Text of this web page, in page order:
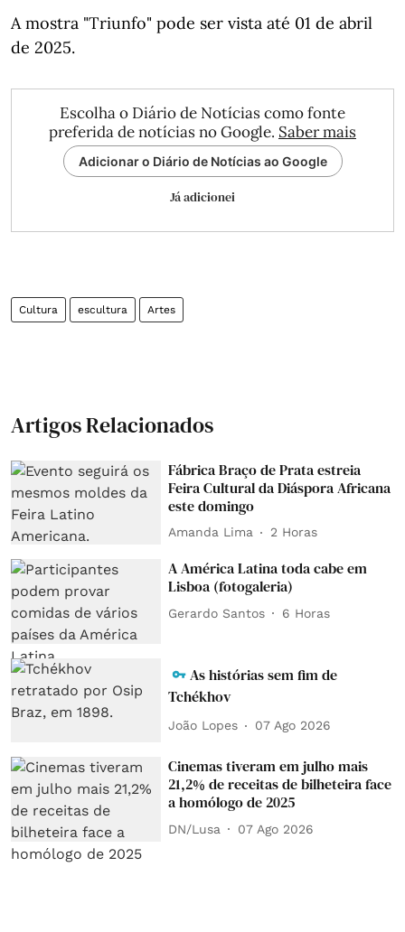
A mostra "Triunfo" pode ser vista até 01 de abril
de 2025.
Escolha o Diário de Notícias como fonte
preferida de notícias no Google. Saber mais
Adicionar o Diário de Notícias ao Google
Já adicionei
Cultura escultura Artes
Artigos Relacionados
Fábrica Braço de Prata estreia
Feira Cultural da Diáspora Africana
este domingo
Amanda Lima 2 Horas
A América Latina toda cabe em
Lisboa (fotogaleria)
Gerardo Santos 6 Horas
As histórias sem fim de
Tchékhov
João Lopes 07 Ago 2026
Cinemas tiveram em julho mais
21,2% de receitas de bilheteira face
a homólogo de 2025
DN/Lusa 07 Ago 2026